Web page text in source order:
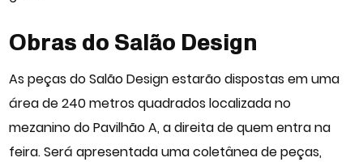
Obras do Salão Design
As peças do Salão Design estarão dispostas em uma
área de 240 metros quadrados localizada no
mezanino do Pavilhão A, a direita de quem entra na
feira. Será apresentada uma coletânea de peças,